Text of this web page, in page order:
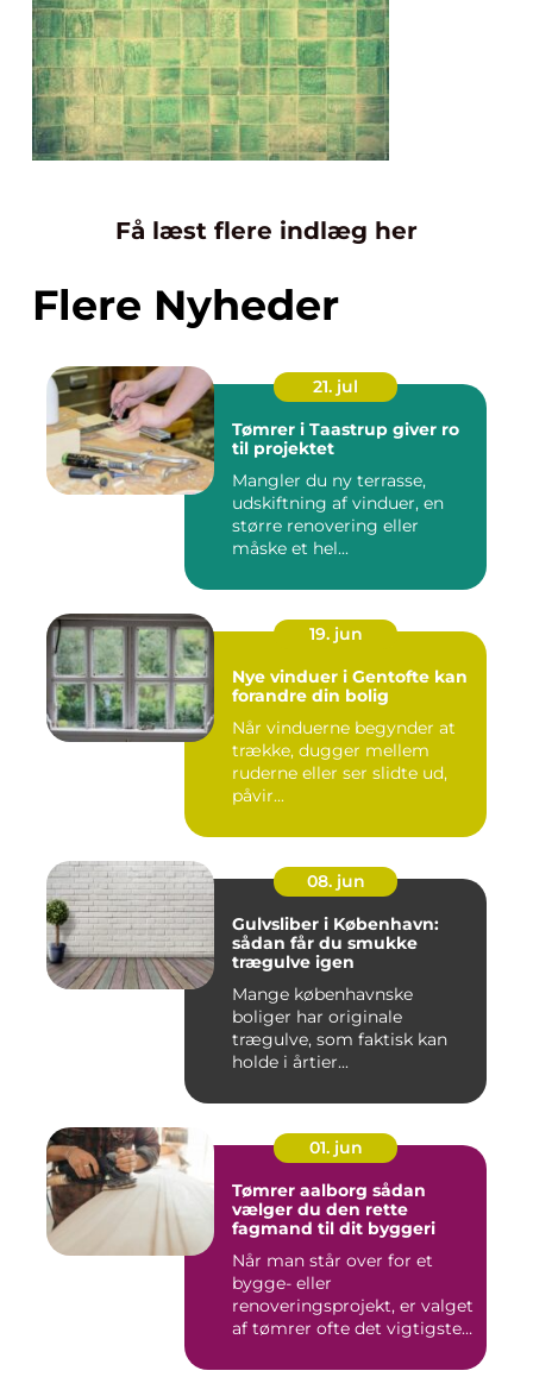
Få læst flere indlæg her
Flere Nyheder
21. jul
Tømrer i Taastrup giver ro
til projektet
Mangler du ny terrasse,
udskiftning af vinduer, en
større renovering eller
måske et hel...
19. jun
Nye vinduer i Gentofte kan
forandre din bolig
Når vinduerne begynder at
trække, dugger mellem
ruderne eller ser slidte ud,
påvir...
08. jun
Gulvsliber i København:
sådan får du smukke
trægulve igen
Mange københavnske
boliger har originale
trægulve, som faktisk kan
holde i årtier...
01. jun
Tømrer aalborg sådan
vælger du den rette
fagmand til dit byggeri
Når man står over for et
bygge- eller
renoveringsprojekt, er valget
af tømrer ofte det vigtigste